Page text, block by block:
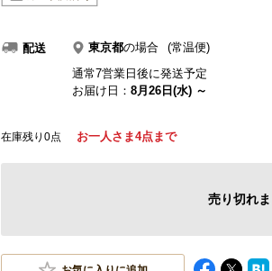
配送 東京都の場合
(常温便)
通常7営業日後に発送予定
お届け日： 8月26日(水) ～
在庫残り0点 お一人さま4点まで
売り切れ